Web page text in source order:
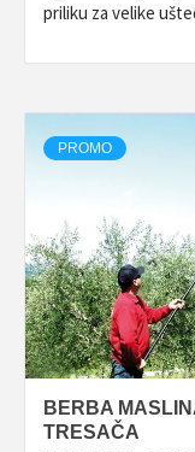
priliku za velike
PROMO
BERBA
TRESAČA